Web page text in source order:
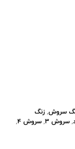
سروش,زنگ
,سروش 3 ,سروش 4 ,